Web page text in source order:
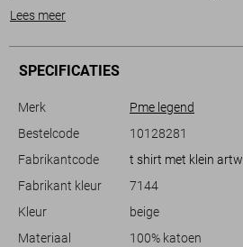
hals geven dit T-shirt een klassieke
overheersen. Dit maakt het shirt
het park gaat, een dagje stad plant of
De korte mouwen en normale lengte
het met je favoriete jeans of shorts voor
De duurzaamheid van de stof maakt het
je garderobe. Dankzij het tijdloze ontwerp
het een betrouwbare aanvulling op je
Lees meer
SPECIFICATIES
Merk
Pme legend
Bestelcode
10128281
Fabrikantcode
t shirt met klein
Fabrikant kleur
7144
Kleur
beige
Materiaal
100% katoen